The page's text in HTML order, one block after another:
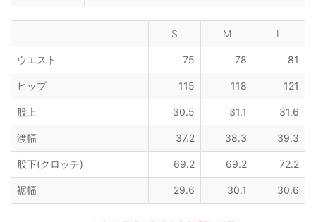
S M L
ウエスト 75 78 81
ヒップ 115 118 121
股上 30.5 31.1 31.6
渡幅 37.2 38.3 39.3
股下(クロッチ) 69.2 69.2 72.2
裾幅 29.6 30.1 30.6